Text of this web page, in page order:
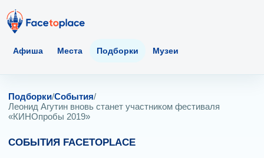
Афиша Места Подборки Музеи
Подборки/События/
Леонид Агутин вновь станет участником фестиваля
«КИНОпробы 2019»
СОБЫТИЯ FACETOPLACE